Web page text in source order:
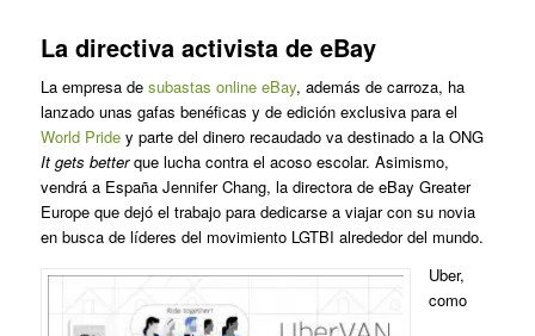
La directiva activista de eBay
La empresa de subastas online eBay, además de carroza, ha
lanzado unas gafas benéficas y de edición exclusiva para el
World Pridey parte del dinero recaudado va destinado a la ONG
It gets betterque lucha contra el acoso escolar. Asimismo,
vendrá a España Jennifer Chang, la directora de eBay Greater
Europe que dejó el trabajo para dedicarse a viajar con su novia
en busca de líderes del movimiento LGTBI alrededor del mundo.
Uber,
como